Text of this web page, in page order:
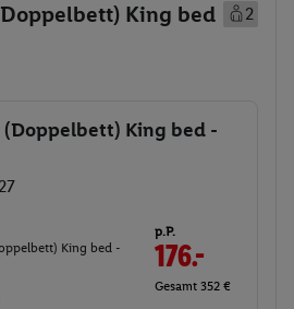
King bed
2
King bed -
King bed -
p.P.
176.-
Gesamt 352 €